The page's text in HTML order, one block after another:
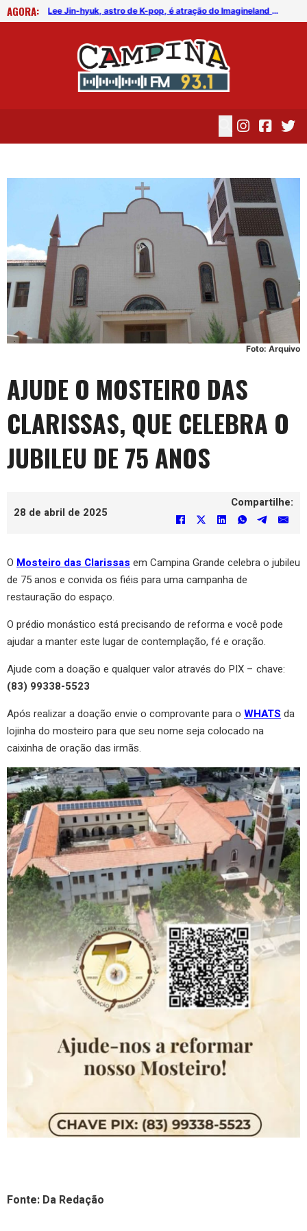
AGORA:
FICG trará Diogo Nogueira, Othon Bastos, Kell Smith e Antônio Nóbrega Lee Jin-hyuk, astro de K-pop, é atração do Imagineland On The Road 2026
Foto: Arquivo
AJUDE O MOSTEIRO DAS
CLARISSAS, QUE CELEBRA O
JUBILEU DE 75 ANOS
28 de abril de 2025
Compartilhe:
O Mosteiro das Clarissas em Campina Grande celebra o jubileu
de 75 anos e convida os fiéis para uma campanha de
restauração do espaço.
O prédio monástico está precisando de reforma e você pode
ajudar a manter este lugar de contemplação, fé e oração.
Ajude com a doação e qualquer valor através do PIX – chave:
(83) 99338-5523
Após realizar a doação envie o comprovante para o WHATS da
lojinha do mosteiro para que seu nome seja colocado na
caixinha de oração das irmãs.
Fonte: Da Redação